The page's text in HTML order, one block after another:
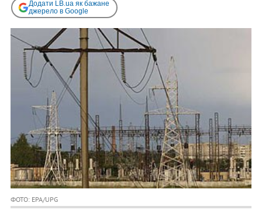
Додати LB.ua як бажане
джерело в Google
ФОТО: EPA/UPG